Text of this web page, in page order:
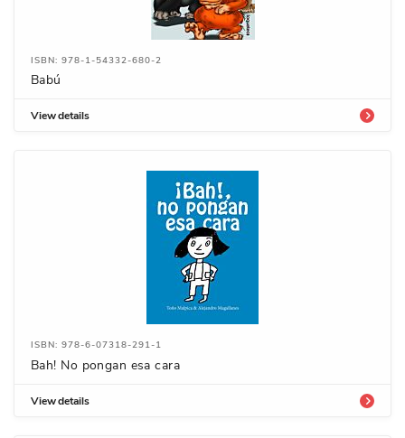
ISBN: 978-1-54332-680-2
Babú
View details
ISBN: 978-6-07318-291-1
Bah! No pongan esa cara
View details